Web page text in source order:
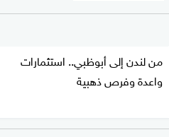
من لندن إلى أبوظبي.. استثمارات
واعدة وفرص ذهبية